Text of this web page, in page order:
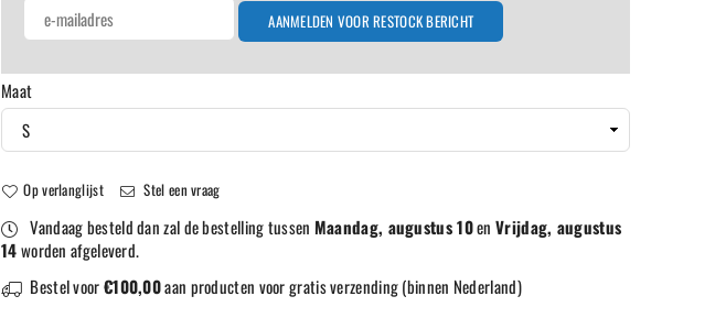
AANMELDEN VOOR RESTOCK BERICHT
Maat
Op verlanglijst Stel een vraag
Vandaag besteld dan zal de bestelling tussen Maandag, augustus 10enVrijdag, augustus
14worden afgeleverd.
Bestel voor€100,00aan producten voor gratis verzending (binnen Nederland)